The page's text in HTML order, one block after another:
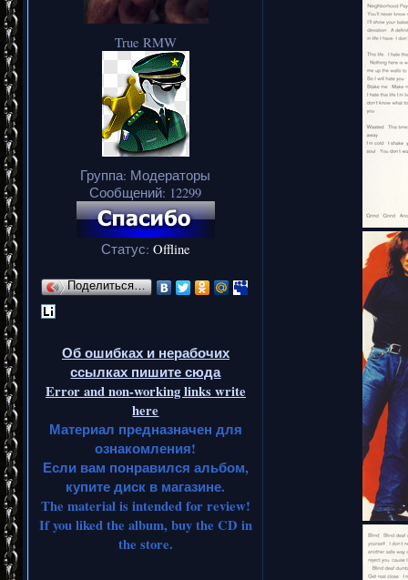
True RMW
Группа: Модераторы
Сообщений: 12299
Статус: Offline
Поделиться…
Об ошибках и нерабочих
ссылках пишите сюда
Error and non-working links write
here
Материал предназначен для
ознакомления!
Если вам понравился альбом,
купите диск в магазине.
The material is intended for review!
If you liked the album, buy the CD in
the store.